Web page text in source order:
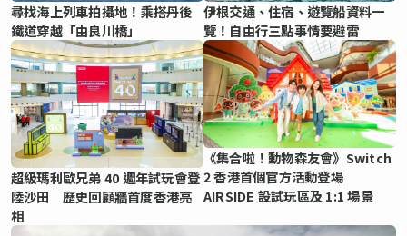
尋找海上列車拍攝地！乘搭丹後
鐵道穿越「由良川橋」
伊根交通、住宿、遊覽船資料一
覽！自由行三點事情要避雷
超級瑪利歐兄弟 40 週年試玩會登
陸沙田 歷史回顧牆首度香港亮
相
《集合啦！動物森友會》Switch
2 香港首個官方活動登場
AIRSIDE 設試玩區及 1:1 場景